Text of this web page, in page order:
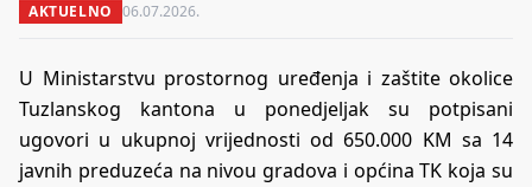
AKTUELNO 06.07.2026.
U Ministarstvu prostornog uređenja i zaštite okolice
Tuzlanskog kantona u ponedjeljak su potpisani
ugovori u ukupnoj vrijednosti od 650.000 KM sa 14
javnih preduzeća na nivou gradova i općina TK koja su